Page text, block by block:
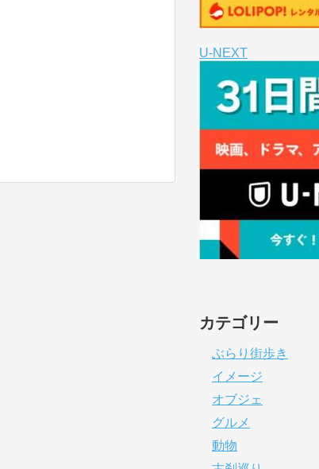
U-NEXT
カテゴリー
ぶらり街歩き
イメージ
オブジェ
グルメ
動物